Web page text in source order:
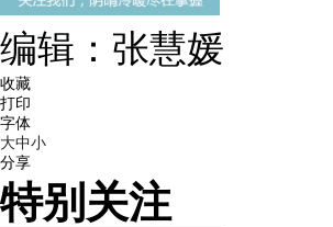
编辑：张慧媛
收藏
打印
字体
大中小
分享
特别关注